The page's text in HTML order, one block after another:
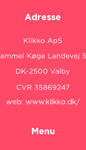
Adresse
web: www.klikko.dk/
Menu